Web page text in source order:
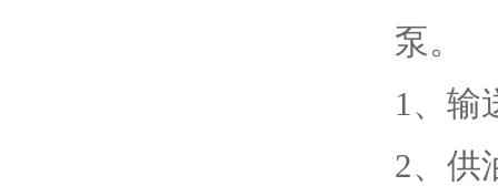
泵。
1、输
2、供